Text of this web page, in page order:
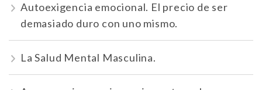
Autoexigencia emocional. El precio de ser
demasiado duro con uno mismo.
La Salud Mental Masculina.